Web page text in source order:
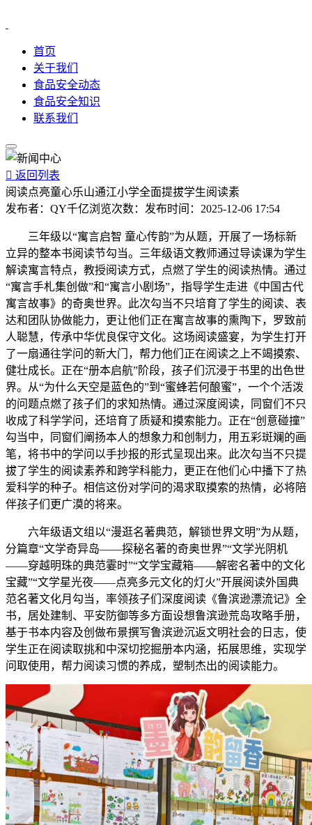
首页
关于我们
食品安全动态
食品安全知识
联系我们
 返回列表
阅读点亮童心乐山通江小学全面提拔学生阅读素
发布者： QY千亿浏览次数： 发布时间： 2025-12-06 17:54
三年级以“寓言启智 童心传韵”为从题，开展了一场标新
立异的整本书阅读节勾当。三年级语文教师通过导读课为学生
解读寓言特点，教授阅读方式，点燃了学生的阅读热情。通过
“寓言手札集创做”和“寓言小剧场”，指导学生走进《中国古代
寓言故事》的奇奥世界。此次勾当不只培育了学生的阅读、表
达和团队协做能力，更让他们正在寓言故事的熏陶下，罗致前
人聪慧，传承中华优良保守文化。这场阅读盛宴，为学生打开
了一扇通往学问的新大门，帮力他们正在阅读之上不竭摸索、
健壮成长。正在“册本启航”阶段，孩子们沉浸于书里的出色世
界。从“为什么天空是蓝色的”到“蜜蜂若何酿蜜”，一个个活泼
的问题点燃了孩子们的求知热情。通过深度阅读，同窗们不只
收成了科学学问，还培育了质疑和摸索能力。正在“创意碰撞”
勾当中，同窗们阐扬本人的想象力和创制力，用五彩斑斓的画
笔，将书中的学问以手抄报的形式呈现出来。此次勾当不只提
拔了学生的阅读素养和跨学科能力，更正在他们心中播下了热
爱科学的种子。相信这份对学问的渴求取摸索的热情，必将陪
伴孩子们更广漠的将来。
六年级语文组以“漫逛名著典范，解锁世界文明”为从题，
分篇章“文学奇异岛——探秘名著的奇奥世界”“文学光阴机
——穿越明珠的典范霎时”“文学宝藏箱——解密名著中的文化
宝藏”“文学星光夜——点亮多元文化的灯火”开展阅读外国典
范名著文化月勾当，率领孩子们深度阅读《鲁滨逊漂流记》全
书，居处建制、平安防御等多方面设想鲁滨逊荒岛攻略手册，
基于书本内容及创做布景撰写鲁滨逊沉返文明社会的日志，使
学生正在阅读取挑和中深切挖掘册本内涵，拓展思维，实现学
问取使用，帮力阅读习惯的养成，塑制杰出的阅读能力。